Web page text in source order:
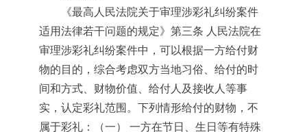
《最高人民法院关于审理涉彩礼纠纷案件
适用法律若干问题的规定》第三条 人民法院在
审理涉彩礼纠纷案件中，可以根据一方给付财
物的目的，综合考虑双方当地习俗、给付的时
间和方式、财物价值、给付人及接收人等事
实，认定彩礼范围。下列情形给付的财物，不
属于彩礼：（一） 一方在节日、生日等有特殊